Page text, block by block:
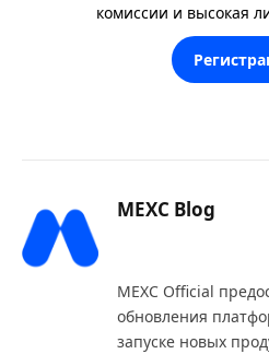
комиссии и высокая
MEXC Blog
MEXC Official
обновления
запуске новых